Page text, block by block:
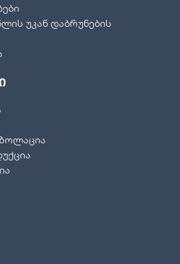
უკან დაბრუნების